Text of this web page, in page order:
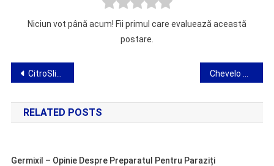
Niciun vot până acum! Fii primul care evaluează această
postare.
Navigare
în
articole
CitroSlim pentru slăbire – utilizare, acțiune și opinii
RELATED POSTS
Germixil – Opinie Despre Preparatul Pentru Paraziți